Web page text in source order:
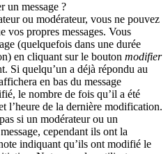
un message ?
ou modérateur, vous ne pouvez
vos propres messages. Vous
(quelquefois dans une durée
en cliquant sur le bouton modifier
Si quelqu’un a déjà répondu au
en bas du message
le nombre de fois qu’il a été
l’heure de la dernière modification.
si un modérateur ou un
cependant ils ont la
indiquant qu’ils ont modifié le